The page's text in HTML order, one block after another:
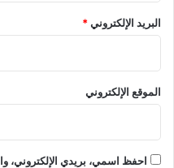
البريد الإلكتروني*
الموقع الإلكتروني
احفظ اسمي، بريدي الإلكتروني،